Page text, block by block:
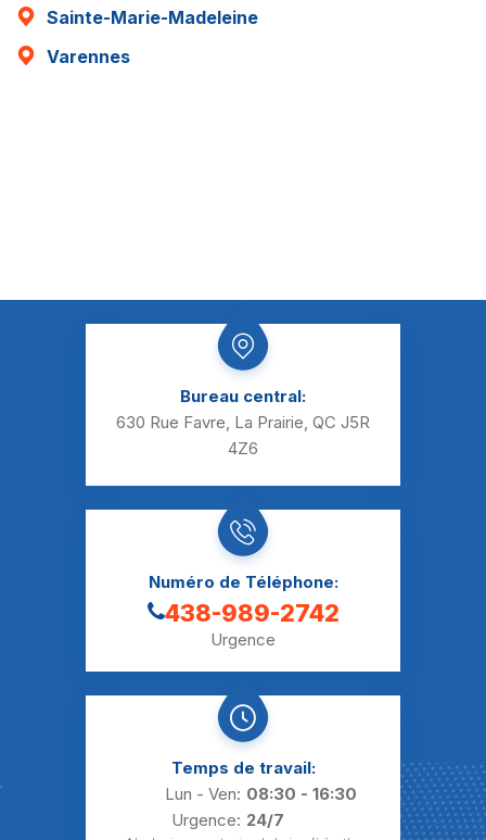
Sainte-Marie-Madeleine
Varennes
Bureau central:
630 Rue Favre, La Prairie, QC J5R
4Z6
Numéro de Téléphone:
438-989-2742
Urgence
Temps de travail:
Lun - Ven: 08:30 - 16:30
Urgence: 24/7